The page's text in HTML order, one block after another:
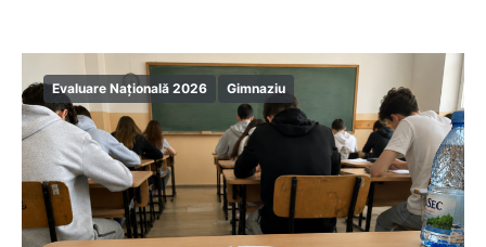
Evaluare Națională 2026 Gimnaziu